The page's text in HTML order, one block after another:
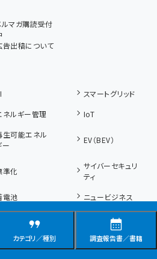
カテゴリ／種別 調査報告書／書籍
ルマガ購読受付
告出稿について
スマートグリッド
ネルギー管理 IoT
生可能エネル
ー
EV（BEV）
準化
サイバーセキュリ
ティ
電池
ニュービジネス
気候温暖化対策／